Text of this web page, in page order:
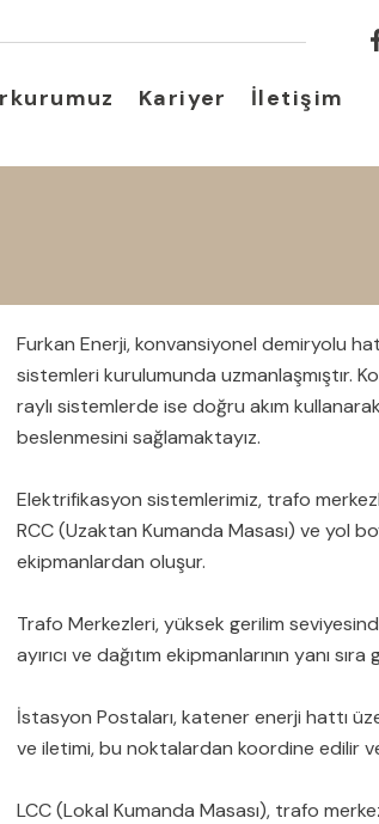
Kariyer İletişim
Furkan Enerji, konvansiyonel demiryolu
sistemleri kurulumunda uzmanlaşmıştır.
raylı sistemlerde ise doğru akım
beslenmesini sağlamaktayız.
Elektrifikasyon sistemlerimiz, trafo
RCC (Uzaktan Kumanda Masası) ve yol
ekipmanlardan oluşur.
Trafo Merkezleri, yüksek gerilim
ayırıcı ve dağıtım ekipmanlarının yanı
İstasyon Postaları, katener enerji hattı
ve iletimi, bu noktalardan koordine edilir
LCC (Lokal Kumanda Masası), trafo